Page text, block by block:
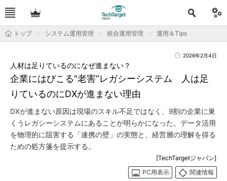
トップ システム運用管理 統合運用管理 運用＆Tips
2026年2月4日
企業にはびこる“老害”レガシーシステム 人は足
りているのにDXが進まない理由
人材は足りているのになぜ進まない？
DXが進まない原因は現場のスキル不足ではなく、9割の企業に巣
くうレガシーシステムにあることが明らかになった。データ活用
を物理的に阻害する「連携の壁」の実態と、経営層の理解を得る
ための処方箋を提示する。
[TechTargetジャパン]
PC用表示
関連情報